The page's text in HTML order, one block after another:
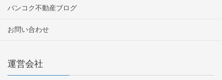
バンコク不動産ブログ
お問い合わせ
運営会社